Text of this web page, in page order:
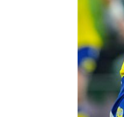
LIVE三
三立
市場到酒